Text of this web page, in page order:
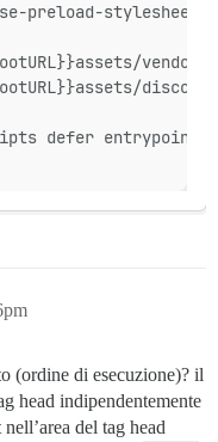
preload-
defer
(ordine di esecuzione)? il
head indipendentemente
del tag head